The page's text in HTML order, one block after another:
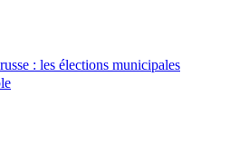
: les élections municipales